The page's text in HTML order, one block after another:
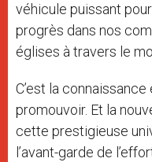
véhicule puissant
progrès dans nos
églises à travers le
C’est la
promouvoir. Et la
cette prestigieuse
l’avant-garde de